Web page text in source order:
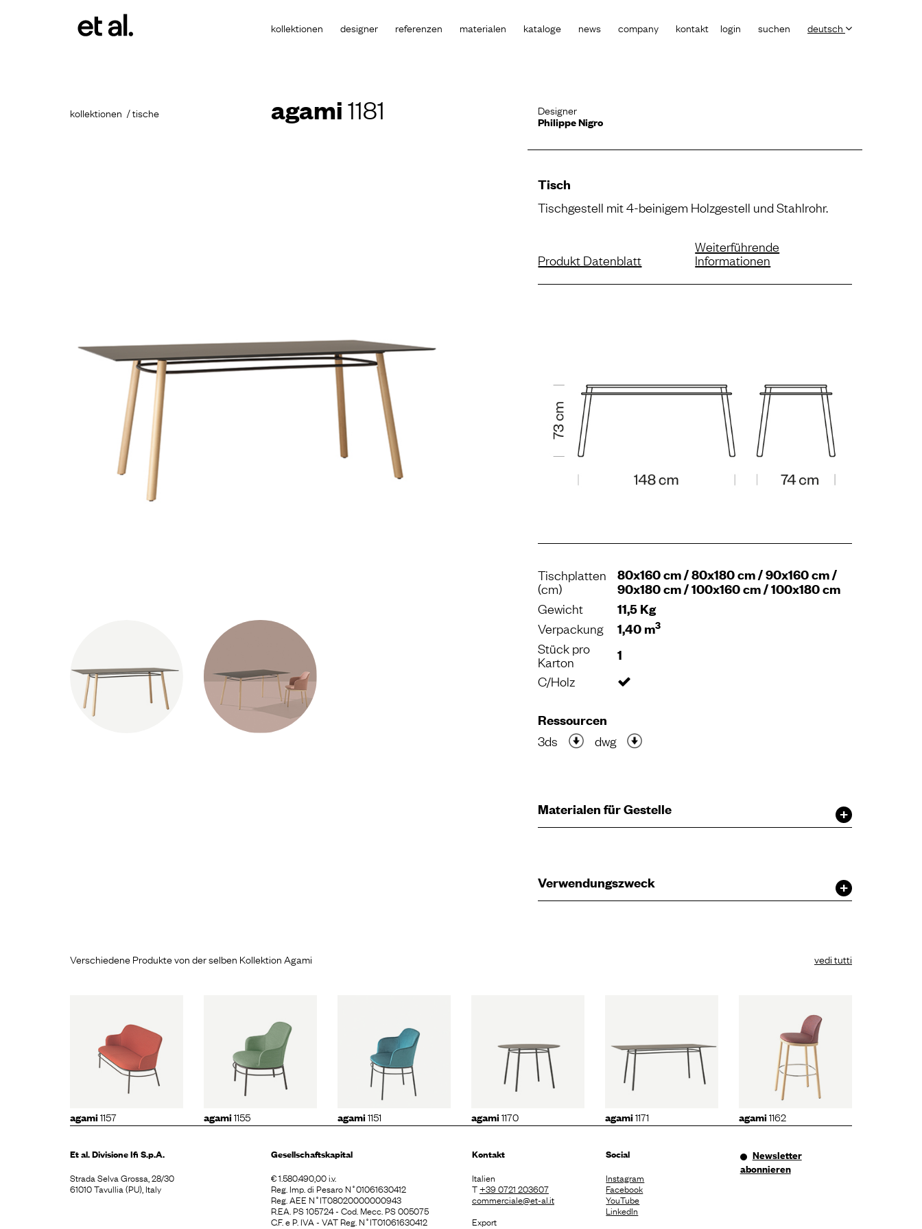
login suchen deutsch
kollektionen designer referenzen materialen kataloge news company kontakt
kollektionen tische agami1181 Designer
Philippe Nigro
Tisch
Tischgestell mit 4-beinigem Holzgestell und Stahlrohr.
Produkt Datenblatt
Weiterführende
Informationen
Tischplatten
(cm)
80x160 cm / 80x180 cm / 90x160 cm /
90x180 cm / 100x160 cm / 100x180 cm
Gewicht 11,5 Kg
Verpackung 1,40 m3
Stück pro
Karton
1
C/Holz
Ressourcen
3ds dwg
Materialen für Gestelle
Verwendungszweck
Verschiedene Produkte von der selben Kollektion Agami vedi tutti
agami1157
agami1155
agami1155
agami
agami1151
agami
agami1170
agami1171
agami1171
agami1162
agami1162
Et al. DivisioneIfi S.p.A.
Strada Selva Grossa, 28/30
61010 Tavullia (PU), Italy
Gesellschaftskapital
€ 1.580.490,00 i.v.
Reg. Imp. di Pesaro N˚01061630412
Reg. AEE N˚IT08020000000943
R.EA. PS 105724 - Cod. Mecc. PS 005075
C.F. e P. IVA - VAT Reg. N˚IT01061630412
Kontakt
Italien
T+39 0721 203607
commerciale@et-al.it
Export
Social
Instagram
Facebook
YouTube
LinkedIn
Newsletter
abonnieren